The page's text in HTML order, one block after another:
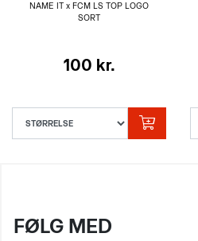
NAME IT x FCM LS TOP LOGO
SORT
100 kr.
FØLG MED